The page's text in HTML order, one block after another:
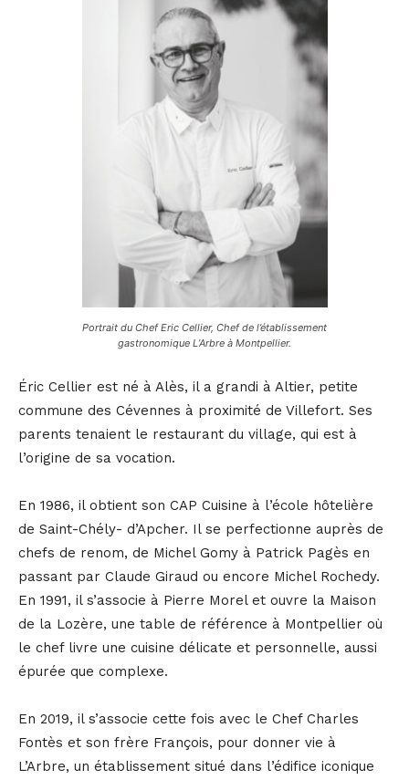
Portrait du Chef Eric Cellier, Chef de l’établissement
gastronomique L’Arbre à Montpellier.
Éric Cellier est né à Alès, il a grandi à Altier, petite
commune des Cévennes à proximité de Villefort. Ses
parents tenaient le restaurant du village, qui est à
l’origine de sa vocation.
En 1986, il obtient son CAP Cuisine à l’école hôtelière
de Saint-Chély- d’Apcher. Il se perfectionne auprès de
chefs de renom, de Michel Gomy à Patrick Pagès en
passant par Claude Giraud ou encore Michel Rochedy.
En 1991, il s’associe à Pierre Morel et ouvre la Maison
de la Lozère, une table de référence à Montpellier où
le chef livre une cuisine délicate et personnelle, aussi
épurée que complexe.
En 2019, il s’associe cette fois avec le Chef Charles
Fontès et son frère François, pour donner vie à
L’Arbre, un établissement situé dans l’édifice iconique